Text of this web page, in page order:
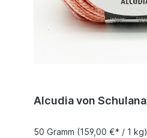
Alcudia von Schulana
50 Gramm (159,00 €* / 1 kg)